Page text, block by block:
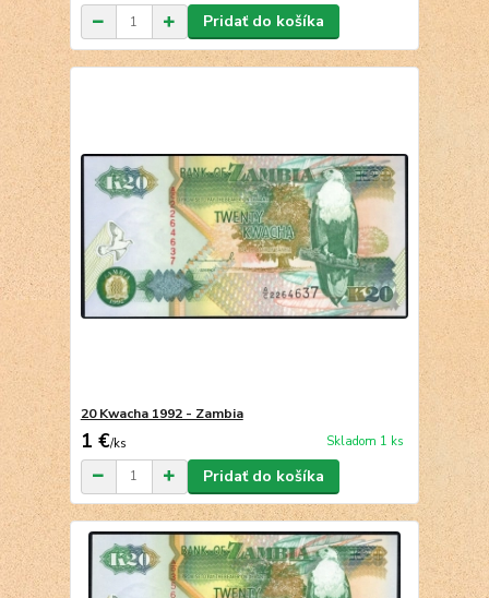
Pridať do košíka
20 Kwacha 1992 - Zambia
1 €/ks Skladom 1 ks
Pridať do košíka